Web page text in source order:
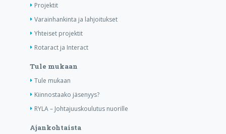
Projektit
Varainhankinta ja lahjoitukset
Yhteiset projektit
Rotaract ja Interact
Tule mukaan
Tule mukaan
Kiinnostaako jäsenyys?
RYLA – Johtajuuskoulutus nuorille
Ajankohtaista